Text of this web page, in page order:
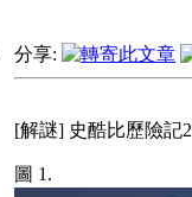
分享:
[解謎] 史酷比歷險記2
圖 1.